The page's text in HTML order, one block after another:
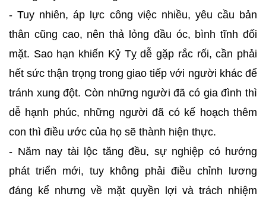
- Tuy nhiên, áp lực công việc nhiều, yêu cầu bản
thân cũng cao, nên thả lỏng đầu óc, bình tĩnh đối
mặt. Sao hạn khiến Kỷ Tỵ dễ gặp rắc rối, cần phải
hết sức thận trọng trong giao tiếp với người khác để
tránh xung đột. Còn những người đã có gia đình thì
dễ hạnh phúc, những người đã có kế hoạch thêm
con thì điều ước của họ sẽ thành hiện thực.
- Năm nay tài lộc tăng đều, sự nghiệp có hướng
phát triển mới, tuy không phải điều chỉnh lương
đáng kể nhưng về mặt quyền lợi và trách nhiệm